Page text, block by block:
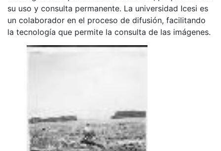
su uso y consulta permanente. La universidad Icesi es
un colaborador en el proceso de difusión, facilitando
la tecnología que permite la consulta de las imágenes.